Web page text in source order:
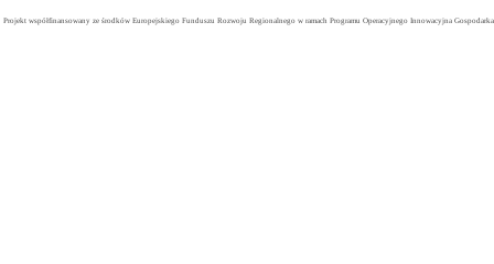
Projekt współfinansowany ze środków Europejskiego Funduszu Rozwoju Regionalnego w ramach Programu Operacyjnego Innowacyjna